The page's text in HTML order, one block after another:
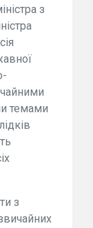
з
темами
з